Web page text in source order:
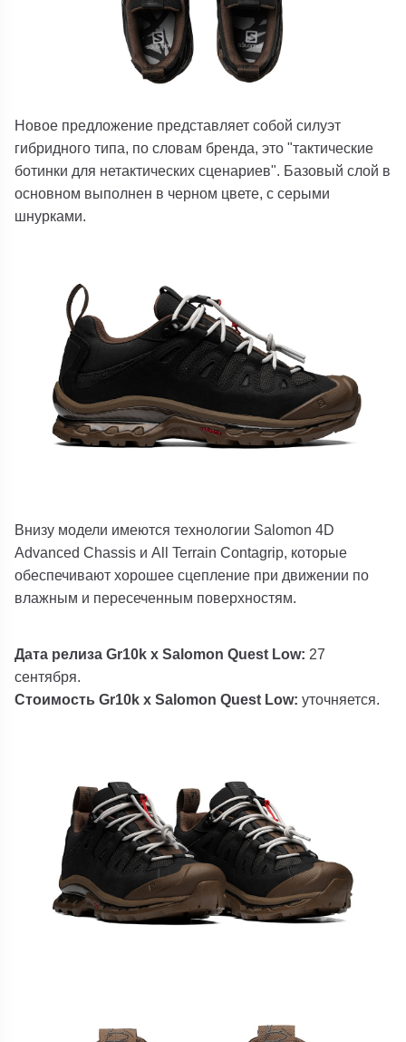
Новое предложение представляет собой силуэт
гибридного типа, по словам бренда, это "тактические
ботинки для нетактических сценариев". Базовый слой в
основном выполнен в черном цвете, с серыми
шнурками.
Внизу модели имеются технологии Salomon 4D
Advanced Chassis и All Terrain Contagrip, которые
обеспечивают хорошее сцепление при движении по
влажным и пересеченным поверхностям.
Дата релиза Gr10k x Salomon Quest Low: 27
сентября.
Стоимость Gr10k x Salomon Quest Low: уточняется.